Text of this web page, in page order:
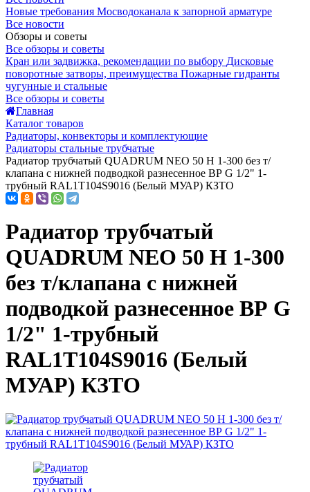
Новые требования Мосводоканала к запорной арматуре
Все новости
Обзоры и советы
Все обзоры и советы
Кран или задвижка, рекомендации по выбору Дисковые
поворотные затворы, преимущества Пожарные гидранты
чугунные и стальные
Все обзоры и советы
Главная
Каталог товаров
Радиаторы, конвекторы и комплектующие
Радиаторы стальные трубчатые
Радиатор трубчатый QUADRUM NEO 50 H 1-300 без т/
клапана с нижней подводкой разнесенное ВР G 1/2" 1-
трубный RAL1T104S9016 (Белый МУАР) КЗТО
Радиатор трубчатый
QUADRUM NEO 50 H 1-300
без т/клапана с нижней
подводкой разнесенное ВР G
1/2" 1-трубный
RAL1T104S9016 (Белый
МУАР) КЗТО